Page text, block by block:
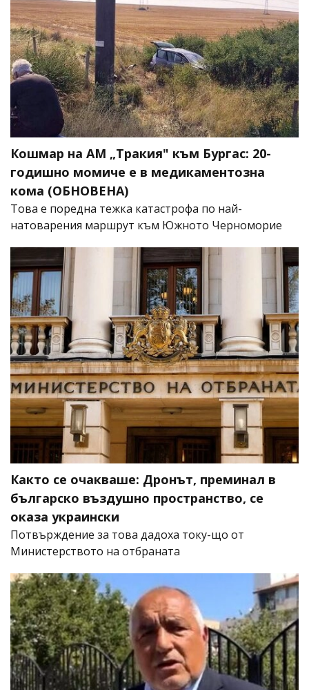
Кошмар на АМ „Тракия" към Бургас: 20-
годишно момиче е в медикаментозна
кома (ОБНОВЕНА)
Това е поредна тежка катастрофа по най-
натоварения маршрут към Южното Черноморие
Както се очакваше: Дронът, преминал в
българско въздушно пространство, се
оказа украински
Потвърждение за това дадоха току-що от
Министерството на отбраната